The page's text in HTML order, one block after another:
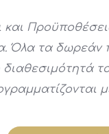
και
Όλα τα δωρεάν